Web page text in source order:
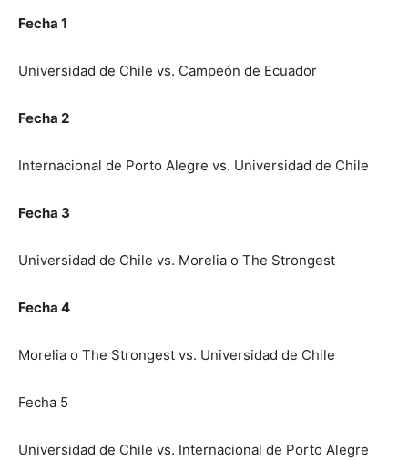
Fecha 1
Universidad de Chile vs. Campeón de Ecuador
Fecha 2
Internacional de Porto Alegre vs. Universidad de Chile
Fecha 3
Universidad de Chile vs. Morelia o The Strongest
Fecha 4
Morelia o The Strongest vs. Universidad de Chile
Fecha 5
Universidad de Chile vs. Internacional de Porto Alegre